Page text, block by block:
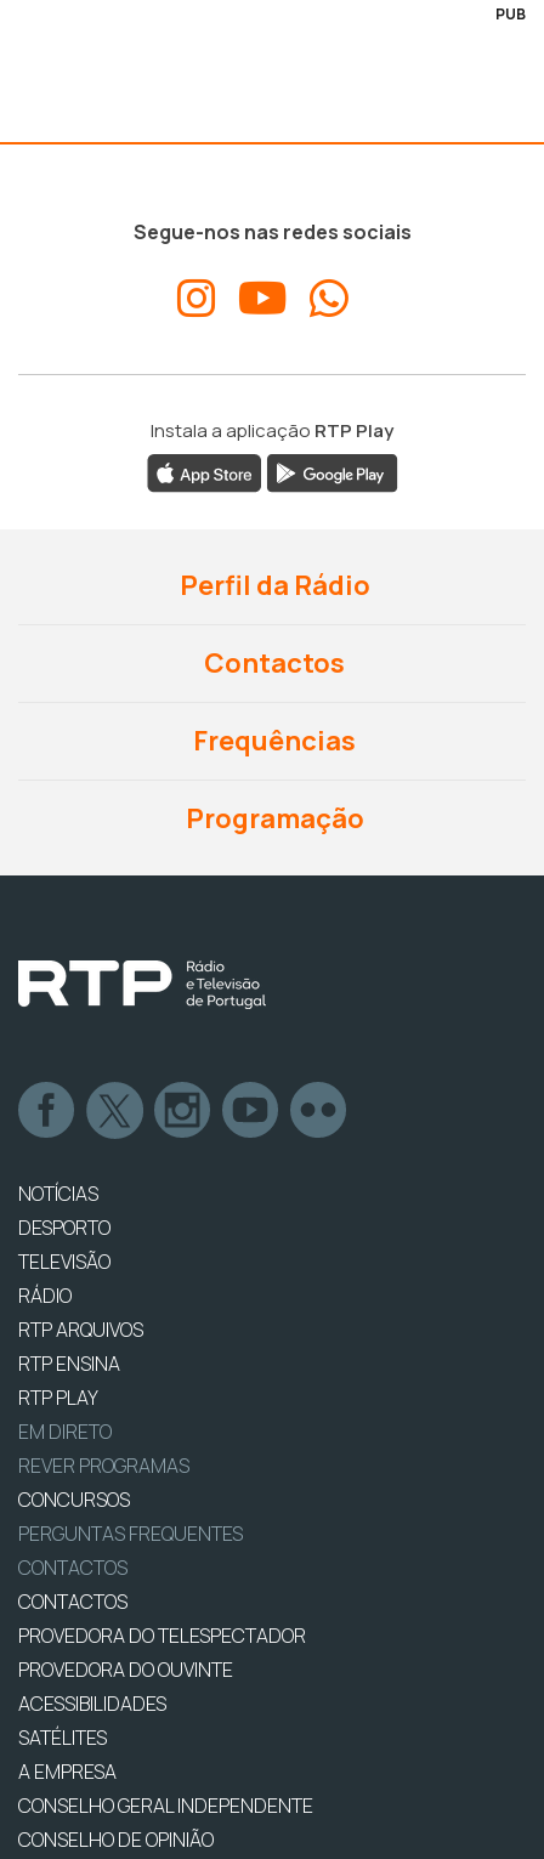
PUB
Segue-nos nas redes sociais
Instala a aplicação RTP Play
Perfil da Rádio
Contactos
Frequências
Programação
NOTÍCIAS
DESPORTO
TELEVISÃO
RÁDIO
RTP ARQUIVOS
RTP ENSINA
RTP PLAY
EM DIRETO
REVER PROGRAMAS
CONCURSOS
PERGUNTAS FREQUENTES
CONTACTOS
CONTACTOS
PROVEDORA DO TELESPECTADOR
PROVEDORA DO OUVINTE
ACESSIBILIDADES
SATÉLITES
A EMPRESA
CONSELHO GERAL INDEPENDENTE
CONSELHO DE OPINIÃO